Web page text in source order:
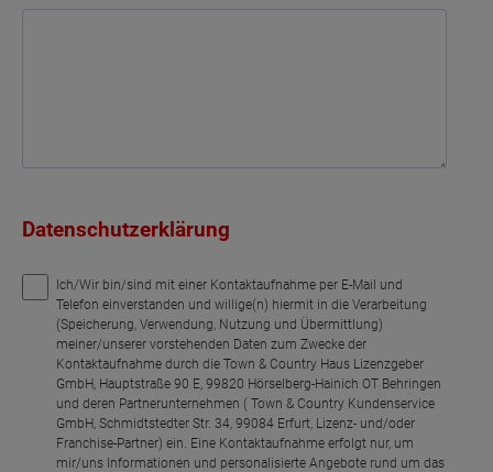
Datenschutzerklärung
Ich/Wir bin/sind mit einer Kontaktaufnahme per E-Mail und
Telefon einverstanden und willige(n) hiermit in die Verarbeitung
(Speicherung, Verwendung, Nutzung und Übermittlung)
meiner/unserer vorstehenden Daten zum Zwecke der
Kontaktaufnahme durch die Town & Country Haus Lizenzgeber
GmbH, Hauptstraße 90 E, 99820 Hörselberg-Hainich OT Behringen
und deren Partnerunternehmen ( Town & Country Kundenservice
GmbH, Schmidtstedter Str. 34, 99084 Erfurt, Lizenz- und/oder
Franchise-Partner) ein. Eine Kontaktaufnahme erfolgt nur, um
mir/uns Informationen und personalisierte Angebote rund um das